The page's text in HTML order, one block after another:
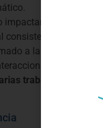
impactante, es tu
consistente.
a la acción
que
trabajan en